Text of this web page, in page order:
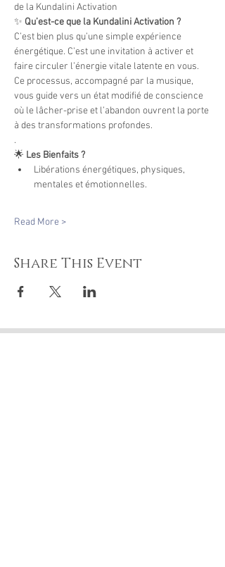
de la Kundalini Activation
✨ Qu’est-ce que la Kundalini Activation ?
C’est bien plus qu’une simple expérience
énergétique. C’est une invitation à activer et
faire circuler l’énergie vitale latente en vous.
Ce processus, accompagné par la musique,
vous guide vers un état modifié de conscience
où le lâcher-prise et l’abandon ouvrent la porte
à des transformations profondes.
.
🌟 Les Bienfaits ?
Libérations énergétiques, physiques,
mentales et émotionnelles.
Read More >
Share This Event